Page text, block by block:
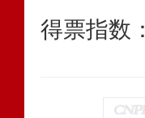
得票指数：